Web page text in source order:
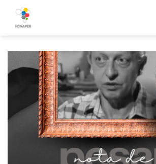
content